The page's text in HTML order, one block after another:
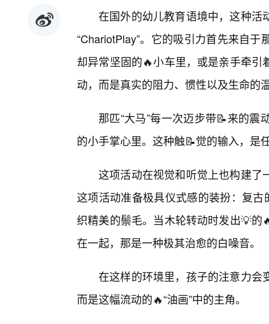
在国外的幼儿教育语境中，这种活
“ChariotPlay”。它的吸引力首先来自
却异常坚固的🔥小车里，或是亲手牵
动，而是真实的阻力、惯性以及生命的
那匹“大马”每一次迈步带📝来的
的小手掌心里。这种触📝觉的输入，是
这项活动在视觉和听觉上也构建了
这项活动准备极具仪式感的装扮：复
织精美的鬃毛。当木轮转动时发出💡
在一起，那是一种极其治愈的白噪音。
在这样的环境里，孩子的注意力会
而是这幅流动的🔥“油画”中的主角。